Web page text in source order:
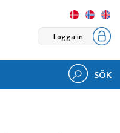
Logga in
SÖK